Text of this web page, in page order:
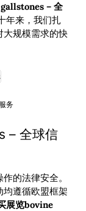
– 全
年来，我们扎
大规模需求的快
务
– 全球信
的法律安全。
遵循欧盟框架
展览bovine